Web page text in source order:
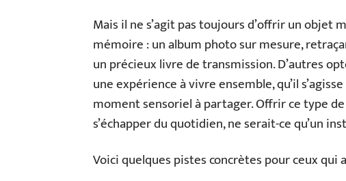
Mais il ne s’agit pas toujours d’offrir un
mémoire : un album photo sur mesure,
un précieux livre de transmission. D’autres
une expérience à vivre ensemble, qu’il
moment sensoriel à partager. Offrir ce type
s’échapper du quotidien, ne serait-ce qu’un
Voici quelques pistes concrètes pour ceux qui